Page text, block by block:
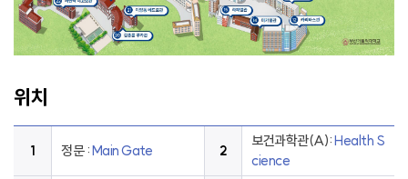
위치
1 정문 :Main Gate 2
보건과학관(A):Health S
cience